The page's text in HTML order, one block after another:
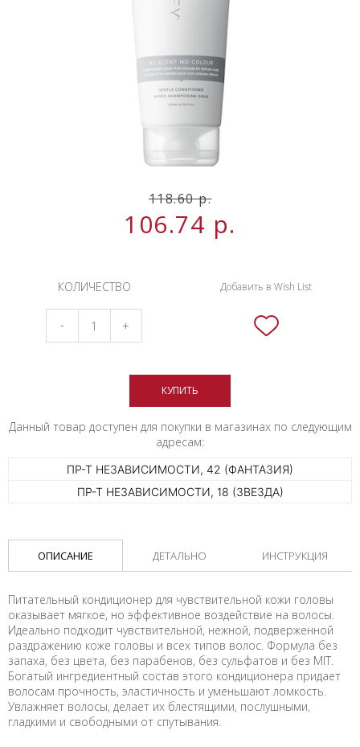
118.60 р.
106.74 р.
КОЛИЧЕСТВО
- +
КУПИТЬ
Добавить в Wish List
Данный товар доступен для покупки в магазинах по следующим
адресам:
ПР-Т НЕЗАВИСИМОСТИ, 42 (ФАНТАЗИЯ)
ПР-Т НЕЗАВИСИМОСТИ, 18 (ЗВЕЗДА)
ОПИСАНИЕ ДЕТАЛЬНО ИНСТРУКЦИЯ
Питательный кондиционер для чувствительной кожи головы
оказывает мягкое, но эффективное воздействие на волосы.
Идеально подходит чувствительной, нежной, подверженной
раздражению коже головы и всех типов волос. Формула без
запаха, без цвета, без парабенов, без сульфатов и без MIT.
Богатый ингредиентный состав этого кондиционера придает
волосам прочность, эластичность и уменьшают ломкость.
Увлажняет волосы, делает их блестящими, послушными,
гладкими и свободными от спутывания.